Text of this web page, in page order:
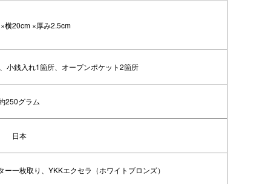
横20cm ×厚み2.5cm
小銭入れ1箇所、オープンポケット2箇所
250グラム
日本
一枚取り、YKKエクセラ（ホワイトブロンズ）